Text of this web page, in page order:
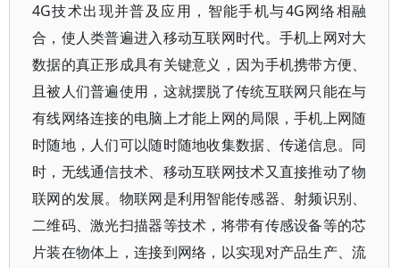
4G技术出现并普及应用，智能手机与4G网络相融
合，使人类普遍进入移动互联网时代。手机上网对大
数据的真正形成具有关键意义，因为手机携带方便、
且被人们普遍使用，这就摆脱了传统互联网只能在与
有线网络连接的电脑上才能上网的局限，手机上网随
时随地，人们可以随时随地收集数据、传递信息。同
时，无线通信技术、移动互联网技术又直接推动了物
联网的发展。物联网是利用智能传感器、射频识别、
二维码、激光扫描器等技术，将带有传感设备等的芯
片装在物体上，连接到网络，以实现对产品生产、流